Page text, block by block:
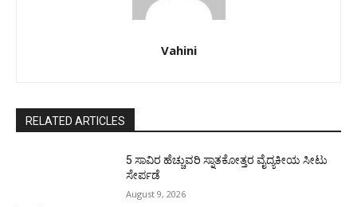
Vahini
RELATED ARTICLES
5 ಸಾವಿರ ಹೆಚ್ಚುವರಿ ಸ್ನಾತಕೋತ್ತರ ವೈದ್ಯಕೀಯ ಸೀಟು
ಸೇರ್ಪಡೆ
August 9, 2026